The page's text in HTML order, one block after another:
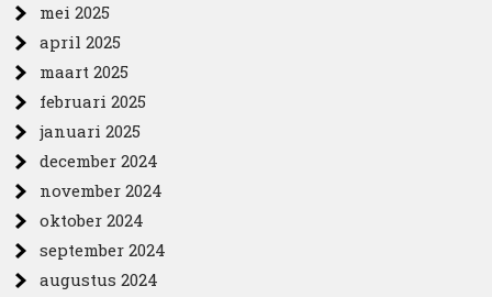
mei 2025
april 2025
maart 2025
februari 2025
januari 2025
december 2024
november 2024
oktober 2024
september 2024
augustus 2024